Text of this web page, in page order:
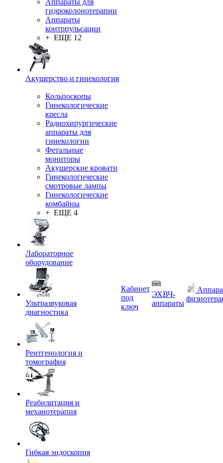
Аппараты для
гидроколонотерапии
Аппараты
контрпульсации
+ ЕЩЕ 12
Акушерство и гинекология
Кольпоскопы
Гинекологические
кресла
Радиохирургические
аппараты для
гинекологии
Фетальные
мониторы
Акушерские кровати
Гинекологические
смотровые лампы
Гинекологические
комбайны
+ ЕЩЕ 4
Лабораторное
оборудование
Ультразвуковая
диагностика
Рентгенология и
томография
Реабилитация и
механотерапия
Гибкая эндоскопия
Кабинет
под
ключ
ЭХВЧ-
аппараты